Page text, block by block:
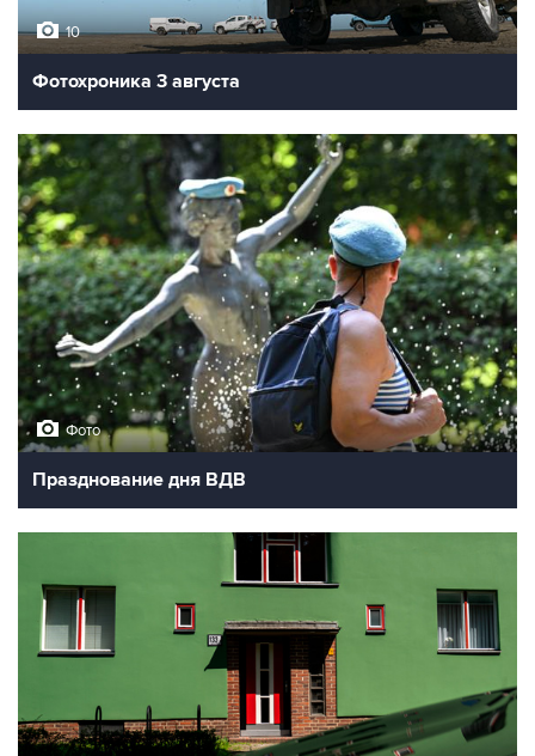
10
Фотохроника 3 августа
Фото
Празднование дня ВДВ